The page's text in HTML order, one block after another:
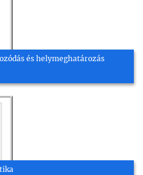
és helymeghatározás